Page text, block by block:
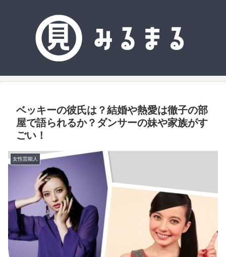
ベッキーの彼氏は？結婚や熱愛は徹子の部
屋で語られるか？ダンサーの妹や家族がす
ごい！
女性芸能人